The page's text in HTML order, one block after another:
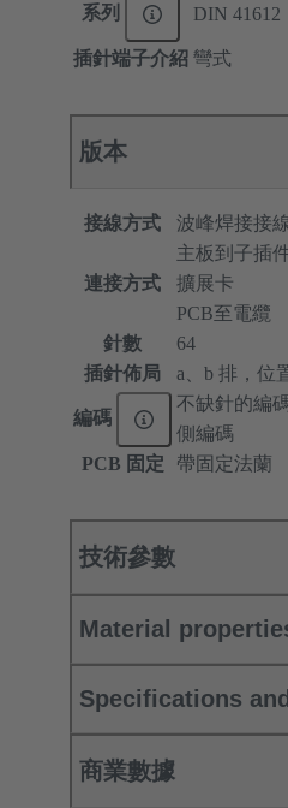
系列 DIN 41612
插針端子介紹 彎式
版本
接線方式 波峰焊接接
連接方式
主板到子插
擴展卡
PCB至電纜
針數
64
插針佈局
a、b 排，位
編碼
不缺針的編
側編碼
PCB 固定
帶固定法蘭
技術參數
Material
Specifications
商業數據